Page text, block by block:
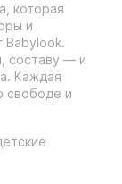
которая
и
Babylook.
составу — и
Каждая
свободе и